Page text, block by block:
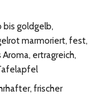
bis goldgelb,
marmoriert, fest,
ertragreich,
frischer